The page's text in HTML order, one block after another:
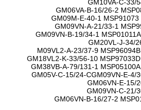
GM10VA-C-33/
GM06VA-B-16/26-2
GM09M-E-40-1
GM09VN-A-21/33-1
GM09VN-B-19/34-1
GM20VL-J-34/
M09VL2-A-23/37-9
GM18VL2-K-33/56-10
GM38VB-A-79/131-1
GM05V-C-15/24-CGM09VN-E-4/
GM06VN-E-15/
GM09VN-C-21/
GM06VN-B-16/27-2